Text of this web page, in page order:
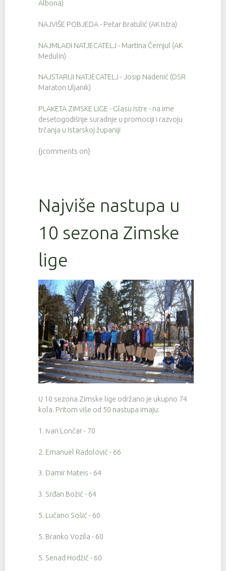
Albona)
NAJVIŠE POBJEDA - Petar Bratulić (AK Istra)
NAJMLAĐI NATJECATELJ - Martina Černjul (AK
Medulin)
NAJSTARIJI NATJECATELJ - Josip Nadenić (DSR
Maraton Uljanik)
PLAKETA ZIMSKE LIGE - Glasu Istre - na ime
desetogodišnje suradnje u promociji i razvoju
trčanja u Istarskoj županiji
{jcomments on}
Najviše nastupa u
10 sezona Zimske
lige
U 10 sezona Zimske lige održano je ukupno 74
kola. Pritom više od 50 nastupa imaju:
1. Ivan Lončar - 70
2. Emanuel Radolović - 66
3. Damir Mateis - 64
3. Srđan Božić - 64
5. Lučano Sošić - 60
5. Branko Vozila - 60
5. Senad Hodžić - 60